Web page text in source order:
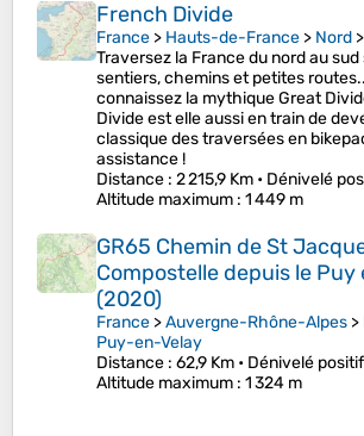
French Divide
France > Hauts-de-France > Nord >
Traversez la France du nord au
sentiers, chemins et petites
connaissez la mythique Great
Divide est elle aussi en train de
classique des traversées en
assistance !
Distance : 2 215,9 Km • Dénivelé
Altitude maximum : 1 449 m
GR65 Chemin de St
Compostelle depuis le Puy
(2020)
France >Auvergne-Rhône-Alpes >
Puy-en-Velay
Distance : 62,9 Km • Dénivelé positif
Altitude maximum : 1 324 m